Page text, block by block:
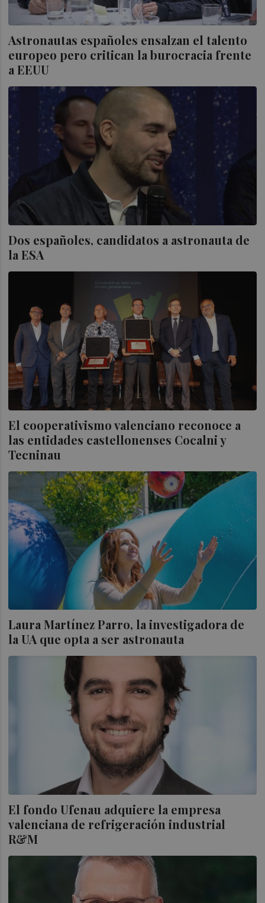
Astronautas españoles ensalzan el talento
europeo pero critican la burocracia frente
a EEUU
Dos españoles, candidatos a astronauta de
la ESA
El cooperativismo valenciano reconoce a
las entidades castellonenses Cocalni y
Tecninau
Laura Martínez Parro, la investigadora de
la UA que opta a ser astronauta
El fondo Ufenau adquiere la empresa
valenciana de refrigeración industrial
R&M